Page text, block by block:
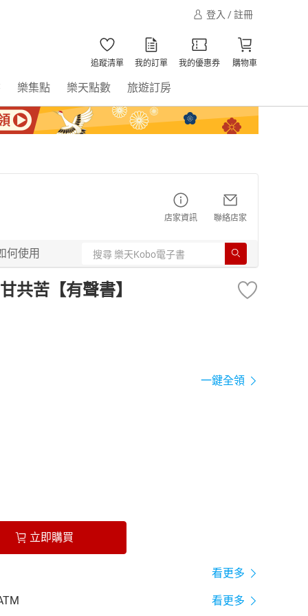
登入 / 註冊
追蹤清單 我的訂單 我的優惠券 購物車
樂集點 樂天點數 旅遊訂房
店家資訊 聯絡店家
何使用
共苦【有聲書】
一鍵全領
立即購買
看更多
看更多